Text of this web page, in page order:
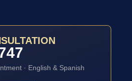
· English & Spanish